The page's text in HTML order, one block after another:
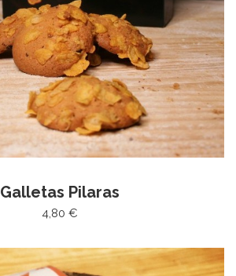
Galletas Pilaras
4,80 €